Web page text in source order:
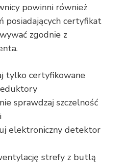
powinni również
posiadających certyfikat
zgodnie z
tylko certyfikowane
sprawdzaj szczelność
elektroniczny detektor
strefy z butlą